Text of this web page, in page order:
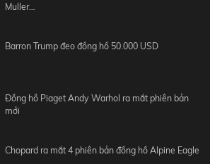
Muller…
Barron Trump đeo đồng hồ 50.000 USD
Đồng hồ Piaget Andy Warhol ra mắt phiên bản
mới
Chopard ra mắt 4 phiên bản đồng hồ Alpine Eagle